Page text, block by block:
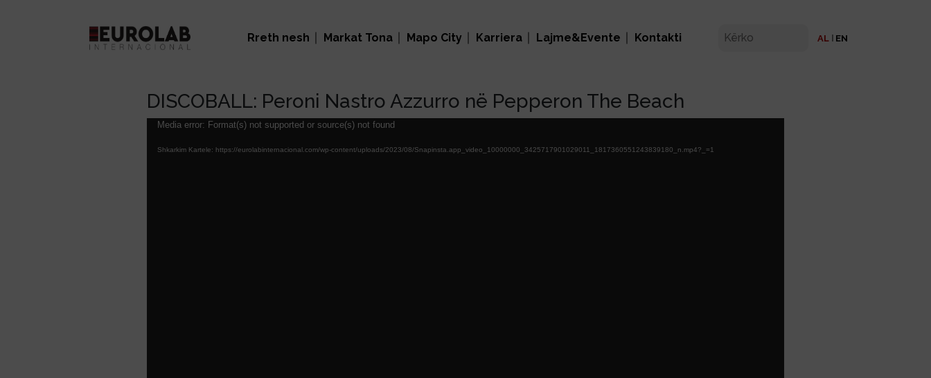
Rreth nesh Markat Tona Mapo City Karriera Lajme&Evente Kontakti AL EN
DISCOBALL: Peroni Nastro Azzurro në Pepperon The Beach
Lojtës
Media error: Format(s) not supported or source(s) not found
Shkarkim Kartele: https://eurolabinternacional.com/wp-content/uploads/2023/08/Snapinsta.app_video_10000000_3425717901029011_1817360551243839180_n.mp4?_=1